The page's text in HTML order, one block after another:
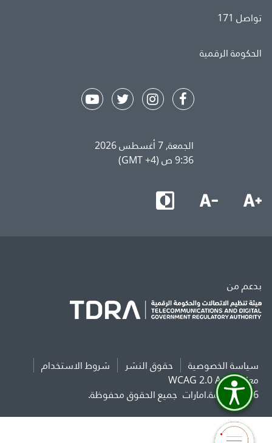
تواصل 171
الحكومة الرقمية
الجمعة, 7 أغسطس 2026
9:36 ص (GMT +4)
بدعم من
سياسة الخصوصية حقوق النشر
شروط الاستخدام
معايير WCAG 2.0 AAA
2026 حكومة.امارات
جميع الحقوق محفوظة.